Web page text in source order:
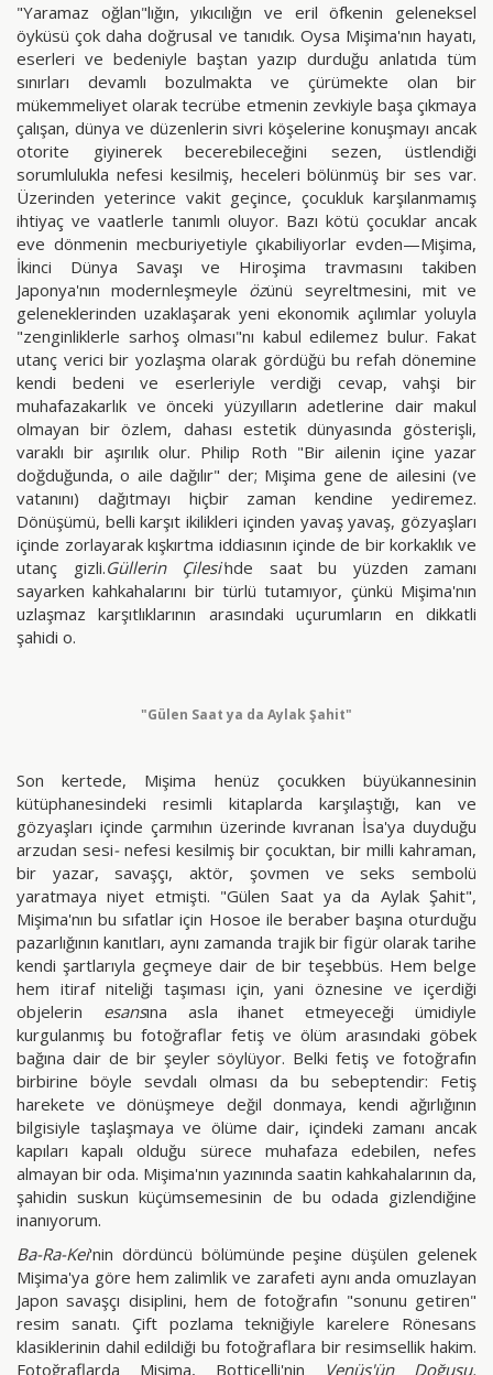
"Yaramaz oğlan"lığın, yıkıcılığın ve eril öfkenin geleneksel
öyküsü çok daha doğrusal ve tanıdık. Oysa Mişima'nın hayatı,
eserleri ve bedeniyle baştan yazıp durduğu anlatıda tüm
sınırları devamlı bozulmakta ve çürümekte olan bir
mükemmeliyet olarak tecrübe etmenin zevkiyle başa çıkmaya
çalışan, dünya ve düzenlerin sivri köşelerine konuşmayı ancak
otorite giyinerek becerebileceğini sezen, üstlendiği
sorumlulukla nefesi kesilmiş, heceleri bölünmüş bir ses var.
Üzerinden yeterince vakit geçince, çocukluk karşılanmamış
ihtiyaç ve vaatlerle tanımlı oluyor. Bazı kötü çocuklar ancak
eve dönmenin mecburiyetiyle çıkabiliyorlar evden—Mişima,
İkinci Dünya Savaşı ve Hiroşima travmasını takiben
Japonya'nın modernleşmeyle özünü seyreltmesini, mit ve
geleneklerinden uzaklaşarak yeni ekonomik açılımlar yoluyla
"zenginliklerle sarhoş olması"nı kabul edilemez bulur. Fakat
utanç verici bir yozlaşma olarak gördüğü bu refah dönemine
kendi bedeni ve eserleriyle verdiği cevap, vahşi bir
muhafazakarlık ve önceki yüzyılların adetlerine dair makul
olmayan bir özlem, dahası estetik dünyasında gösterişli,
varaklı bir aşırılık olur. Philip Roth "Bir ailenin içine yazar
doğduğunda, o aile dağılır" der; Mişima gene de ailesini (ve
vatanını) dağıtmayı hiçbir zaman kendine yediremez.
Dönüşümü, belli karşıt ikilikleri içinden yavaş yavaş, gözyaşları
içinde zorlayarak kışkırtma iddiasının içinde de bir korkaklık ve
utanç gizli.Güllerin Çilesi'nde saat bu yüzden zamanı
sayarken kahkahalarını bir türlü tutamıyor, çünkü Mişima'nın
uzlaşmaz karşıtlıklarının arasındaki uçurumların en dikkatli
şahidi o.
"Gülen Saat ya da Aylak Şahit"
Son kertede, Mişima henüz çocukken büyükannesinin
kütüphanesindeki resimli kitaplarda karşılaştığı, kan ve
gözyaşları içinde çarmıhın üzerinde kıvranan İsa'ya duyduğu
arzudan sesi-nefesi kesilmiş bir çocuktan, bir milli kahraman,
bir yazar, savaşçı, aktör, şovmen ve seks sembolü
yaratmaya niyet etmişti. "Gülen Saat ya da Aylak Şahit",
Mişima'nın bu sıfatlar için Hosoe ile beraber başına oturduğu
pazarlığının kanıtları, aynı zamanda trajik bir figür olarak tarihe
kendi şartlarıyla geçmeye dair de bir teşebbüs. Hem belge
hem itiraf niteliği taşıması için, yani öznesine ve içerdiği
objelerin esansına asla ihanet etmeyeceği ümidiyle
kurgulanmış bu fotoğraflar fetiş ve ölüm arasındaki göbek
bağına dair de bir şeyler söylüyor. Belki fetiş ve fotoğrafın
birbirine böyle sevdalı olması da bu sebeptendir: Fetiş
harekete ve dönüşmeye değil donmaya, kendi ağırlığının
bilgisiyle taşlaşmaya ve ölüme dair, içindeki zamanı ancak
kapıları kapalı olduğu sürece muhafaza edebilen, nefes
almayan bir oda. Mişima'nın yazınında saatin kahkahalarının da,
şahidin suskun küçümsemesinin de bu odada gizlendiğine
inanıyorum.
Ba-Ra-Kei'nin dördüncü bölümünde peşine düşülen gelenek
Mişima'ya göre hem zalimlik ve zarafeti aynı anda omuzlayan
Japon savaşçı disiplini, hem de fotoğrafın "sonunu getiren"
resim sanatı. Çift pozlama tekniğiyle karelere Rönesans
klasiklerinin dahil edildiği bu fotoğraflara bir resimsellik hakim.
Fotoğraflarda Mişima, Botticelli'nin Venüs'ün Doğuşu,